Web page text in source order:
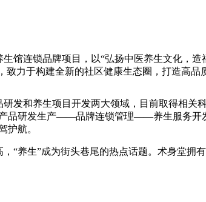
连锁品牌项目，以“弘扬中医养生文化，造
力于构建全新的社区健康生态圈，打造高品
和养生项目开发两大领域，目前取得相关
品研发生产——品牌连锁管理——养生服务
护航。
生”成为街头巷尾的热点话题。术身堂拥